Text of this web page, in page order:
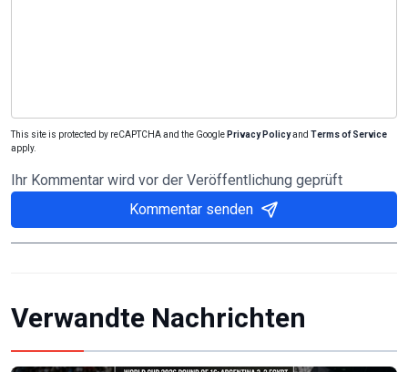
This site is protected by reCAPTCHA and the Google Privacy Policyand Terms of Service
apply.
Ihr Kommentar wird vor der Veröffentlichung geprüft
Kommentar senden
Verwandte Nachrichten